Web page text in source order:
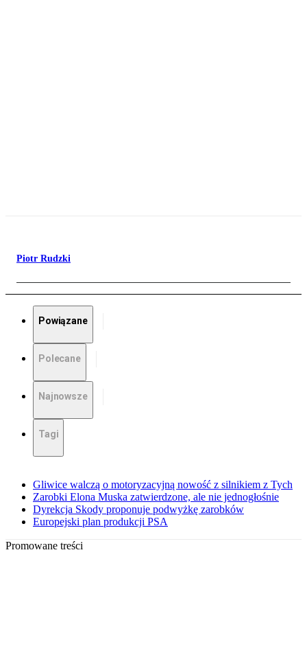
Piotr Rudzki
Powiązane
Polecane
Najnowsze
Tagi
Gliwice walczą o motoryzacyjną nowość z silnikiem z Tych
Zarobki Elona Muska zatwierdzone, ale nie jednogłośnie
Dyrekcja Skody proponuje podwyżkę zarobków
Europejski plan produkcji PSA
Promowane treści